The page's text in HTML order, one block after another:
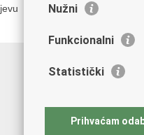
Nužni
Funkcionalni
Statistički
Prihvaćam